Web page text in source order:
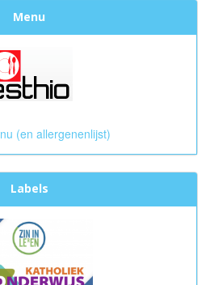
Menu
(en allergenenlijst)
Labels